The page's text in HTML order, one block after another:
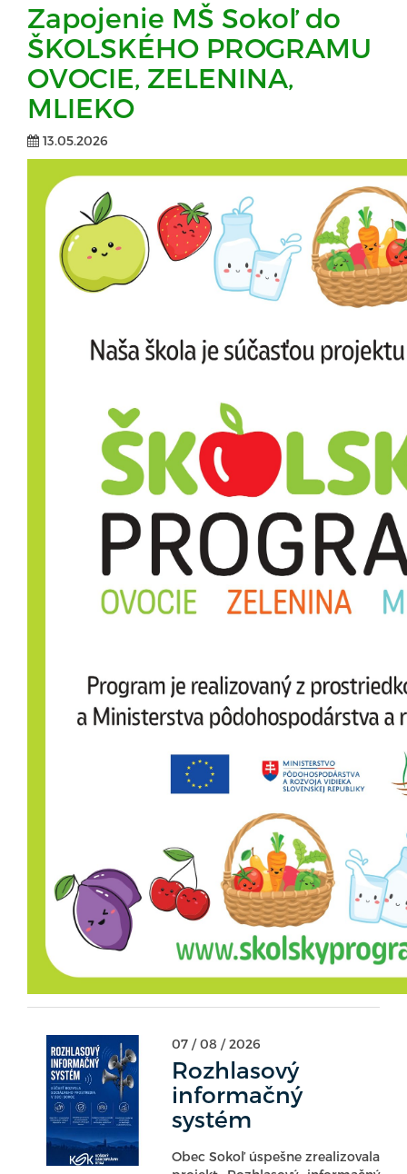
Zapojenie MŠ Sokoľ do
ŠKOLSKÉHO PROGRAMU
OVOCIE, ZELENINA,
MLIEKO
13.05.2026
07 / 08 / 2026
Rozhlasový
informačný
systém
Obec Sokoľ úspešne zrealizovala